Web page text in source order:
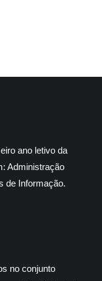
ano letivo da
Administração
de Informação.
no conjunto